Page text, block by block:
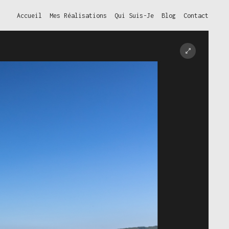
Accueil Mes Réalisations Qui Suis-Je Blog Contact